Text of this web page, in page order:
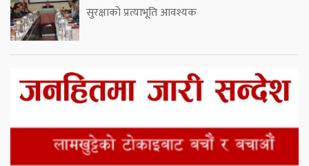
सुरक्षाको प्रत्याभूति आवश्यक